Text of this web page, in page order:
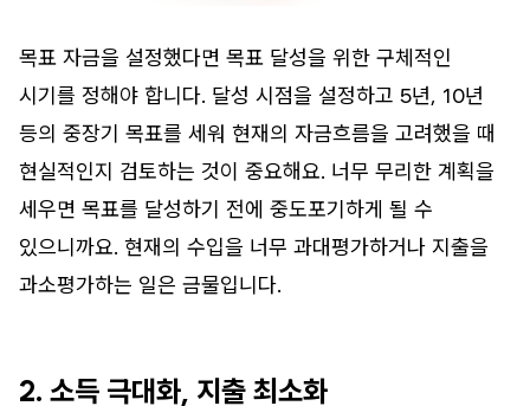
목표 자금을 설정했다면 목표 달성을 위한 구체적인
시기를 정해야 합니다. 달성 시점을 설정하고 5년, 10년
등의 중장기 목표를 세워 현재의 자금흐름을 고려했을 때
현실적인지 검토하는 것이 중요해요. 너무 무리한 계획을
세우면 목표를 달성하기 전에 중도포기하게 될 수
있으니까요. 현재의 수입을 너무 과대평가하거나 지출을
과소평가하는 일은 금물입니다.
2. 소득 극대화, 지출 최소화